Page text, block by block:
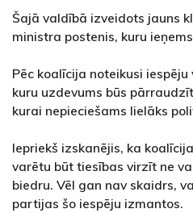
Šajā valdībā izveidots jauns
ministra postenis, kuru
Pēc koalīcija noteikusi
kuru uzdevums būs
kurai nepieciešams lielāks
Iepriekš izskanējis, ka
varētu būt tiesības virzīt ne
biedru. Vēl gan nav skaidrs,
partijas šo iespēju izmantos.